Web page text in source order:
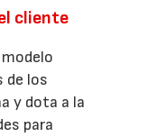
cliente
de los
y dota a la
para